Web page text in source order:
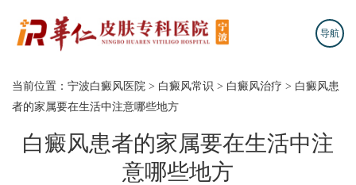
导航
当前位置： 宁波白癜风医院 > 白癜风常识 > 白癜风治疗 > 白癜风患
者的家属要在生活中注意哪些地方
白癜风患者的家属要在生活中注
意哪些地方